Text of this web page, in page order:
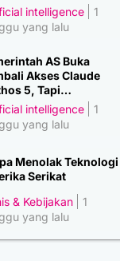
intelligence
1
yang lalu
AS Buka
Akses Claude
5, Tapi…
intelligence
1
yang lalu
Menolak Teknologi
Serikat
& Kebijakan
1
yang lalu